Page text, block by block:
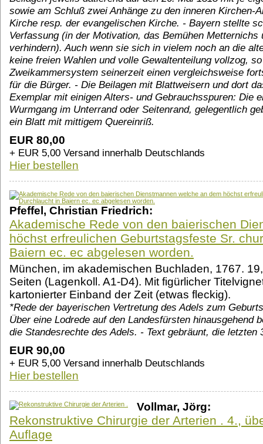
sowie am Schluß zwei Anhänge zu den inneren Kirchen-
Kirche resp. der evangelischen Kirche. - Bayern stellte
Verfassung (in der Motivation, das Bemühen
verhindern). Auch wenn sie sich in vielem noch an die
keine freien Wahlen und volle Gewaltenteilung vollzog,
Zweikammersystem seinerzeit einen vergleichsweise
für die Bürger. - Die Beilagen mit Blattweisern und dort
Exemplar mit einigen Alters- und Gebrauchsspuren: Die
Wurmgang im Unterrand oder Seitenrand, gelegentlich
ein Blatt mit mittigem Quereinriß.
EUR 80,00
+ EUR 5,00 Versand innerhalb Deutschlands
Hier bestellen
Pfeffel, Christian Friedrich:
Akademische Rede von den baierischen
höchst erfreulichen Geburtstagsfeste Sr.
Baiern ec. ec abgelesen worden.
München, im akademischen Buchladen, 1767.
Seiten (Lagenkoll. A1-D4). Mit figürlicher
kartonierter Einband der Zeit (etwas fleckig).
*Rede der bayerischen Vertretung des Adels zum
Über eine Lodrede auf den Landesfürsten hinausgehend
die Standesrechte des Adels. - Text gebräunt, die
EUR 90,00
+ EUR 5,00 Versand innerhalb Deutschlands
Hier bestellen
Vollmar, Jörg:
Rekonstruktive Chirurgie der Arterien . 4.,
Auflage